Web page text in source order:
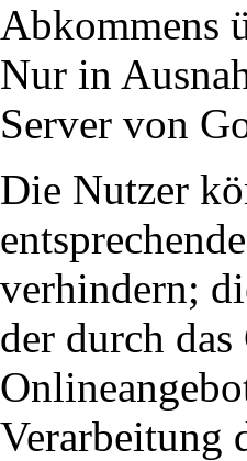
Abkommens
Nur in
Server von
Die Nutzer
verhindern;
der durch
Verarbeitung